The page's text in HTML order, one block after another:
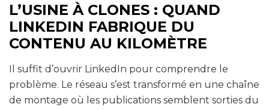
L’USINE À CLONES : QUAND
LINKEDIN FABRIQUE DU
CONTENU AU KILOMÈTRE
Il suffit d’ouvrir LinkedIn pour comprendre le
problème. Le réseau s’est transformé en une chaîne
de montage où les publications semblent sorties du